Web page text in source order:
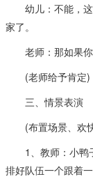
幼儿：不能，这
家了。
老师：那如果你
(老师给予肯定)
三、情景表演
(布置场景、欢
1、教师：小鸭
排好队伍一个跟着